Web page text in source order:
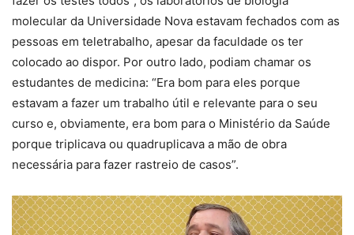
molecular da Universidade Nova estavam fechados com as
pessoas em teletrabalho, apesar da faculdade os ter
colocado ao dispor. Por outro lado, podiam chamar os
estudantes de medicina: “Era bom para eles porque
estavam a fazer um trabalho útil e relevante para o seu
curso e, obviamente, era bom para o Ministério da Saúde
porque triplicava ou quadruplicava a mão de obra
necessária para fazer rastreio de casos”.